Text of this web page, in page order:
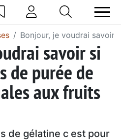
Bonjour, je voudrai savoir
savoir si
de purée de
aux fruits
de gélatine c est pour